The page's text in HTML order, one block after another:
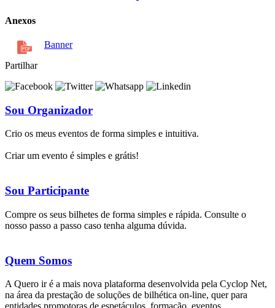
Anexos
Banner
Partilhar
Sou Organizador
Crio os meus eventos de forma simples e intuitiva.
Criar um evento é simples e grátis!
Sou Participante
Compre os seus bilhetes de forma simples e rápida. Consulte o
nosso passo a passo caso tenha alguma dúvida.
Quem Somos
A Quero ir é a mais nova plataforma desenvolvida pela Cyclop Net,
na área da prestação de soluções de bilhética on-line, quer para